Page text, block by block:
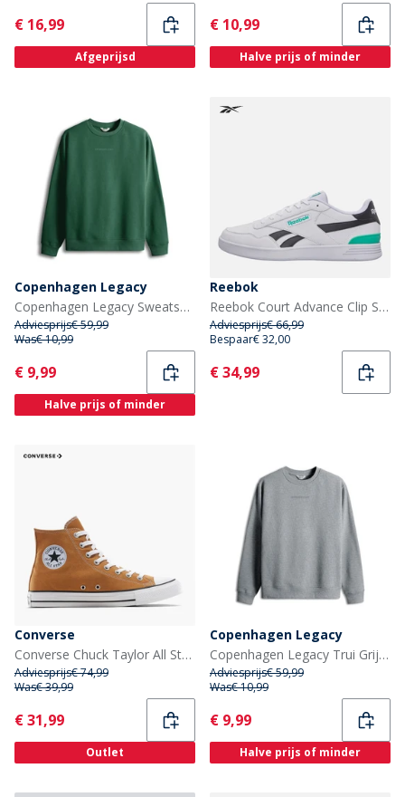
Current
€ 16,99
Afgeprijsd
Current
€ 10,99
Halve prijs of minder
Copenhagen Legacy
Copenhagen Legacy Sweatshirt Groen
Adviesprijs€ 59,99
Was€ 10,99
Current
€ 9,99
Halve prijs of minder
Reebok
Reebok Court Advance Clip Sneakers Wit/Zwart/Team Teal
Adviesprijs€ 66,99
Bespaar€ 32,00
Current
€ 34,99
Converse
Converse Chuck Taylor All Star Hi Sneakers Incensed
Adviesprijs€ 74,99
Was€ 39,99
Current
€ 31,99
Outlet
Copenhagen Legacy
Copenhagen Legacy Trui Grijs Melange
Adviesprijs€ 59,99
Was€ 10,99
Current
€ 9,99
Halve prijs of minder